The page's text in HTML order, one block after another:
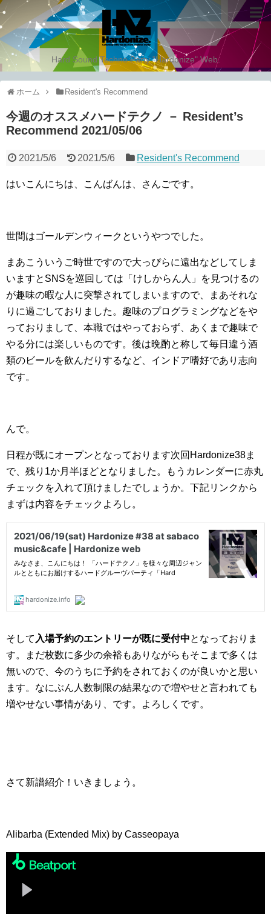
Hard Sound Techno Party "Hardonize" Web.
ホーム Resident's Recommend
今週のオススメハードテクノ － Resident’s
Recommend 2021/05/06
2021/5/6 2021/5/6 Resident's Recommend
はいこんにちは、こんばんは、さんごです。
世間はゴールデンウィークというやつでした。
まあこういうご時世ですので大っぴらに遠出などしてしま
いますとSNSを巡回しては「けしからん人」を見つけるの
が趣味の暇な人に突撃されてしまいますので、まあそれな
りに過ごしておりました。趣味のプログラミングなどをや
っておりまして、本職ではやっておらず、あくまで趣味で
やる分には楽しいものです。後は晩酌と称して毎日違う酒
類のビールを飲んだりするなど、インドア嗜好であり志向
です。
んで。
日程が既にオープンとなっております次回Hardonize38ま
で、残り1か月半ほどとなりました。もうカレンダーに赤丸
チェックを入れて頂けましたでしょうか。下記リンクから
まずは内容をチェックよろし。
そして 入場予約のエントリーが既に受付中となっておりま
す。まだ枚数に多少の余裕もありながらもそこまで多くは
無いので、今のうちに予約をされておくのが良いかと思い
ます。なにぶん人数制限の結果なので増やせと言われても
増やせない事情があり、です。よろしくです。
さて新譜紹介！いきましょう。
Alibarba (Extended Mix) by Casseopaya